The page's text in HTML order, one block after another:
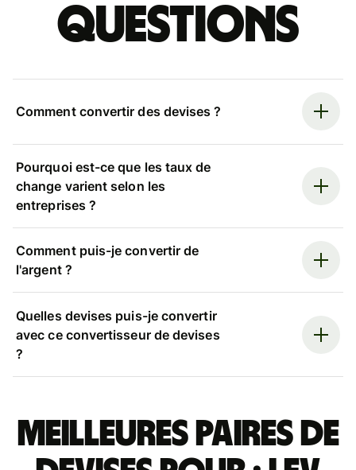
questions
Comment convertir des devises ?
Pourquoi est-ce que les taux de
change varient selon les
entreprises ?
Comment puis-je convertir de
l'argent ?
Quelles devises puis-je convertir
avec ce convertisseur de devises
?
Meilleures paires de